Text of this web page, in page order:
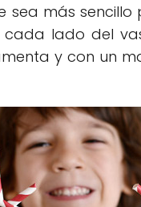
más sencillo
lado del
y con un